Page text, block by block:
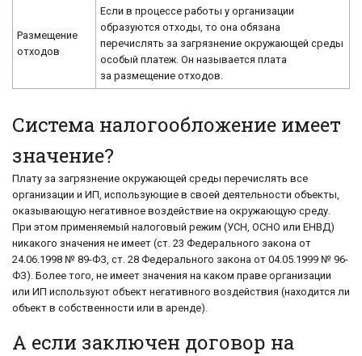
Размещение
отходов
Если в процессе работы у организации
образуются отходы, то она обязана
перечислять за загрязнение окружающей среды
особый платеж. Он называется плата
за размещение отходов.
Система налогообложение имеет
значение?
Плату за загрязнение окружающей среды перечислять все
организации и ИП, использующие в своей деятельности объекты,
оказывающую негативное воздействие на окружающую среду.
При этом применяемый налоговый режим (УСН, ОСНО или ЕНВД)
никакого значения не имеет (ст. 23 Федерального закона от
24.06.1998 № 89-ФЗ, ст. 28 Федерального закона от 04.05.1999 № 96-
ФЗ). Более того, не имеет значения на каком праве организации
или ИП используют объект негативного воздействия (находится ли
объект в собственности или в аренде).
А если заключен договор на